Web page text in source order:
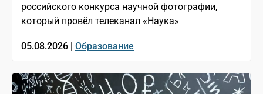
российского конкурса научной фотографии,
который провёл телеканал «Наука»
05.08.2026 | Образование